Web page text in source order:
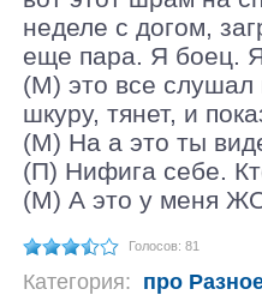
неделе с догом,
еще пара. Я боец. Я
(М) это все слушал
шкуру, тянет, и
(М) На а это ты
(П) Нифига себе.
(М) А это у меня
Голосов: 81
Категория: про